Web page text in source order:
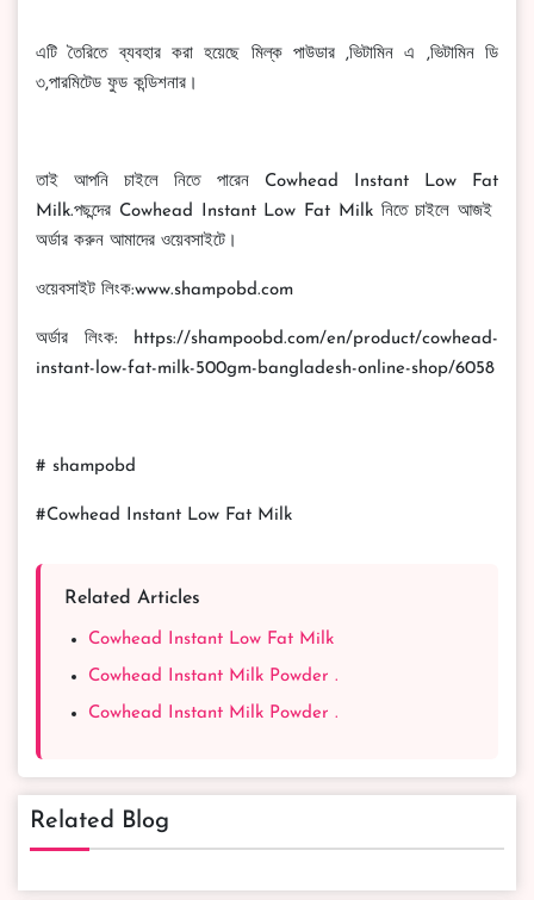
এটি তৈরিতে ব্যবহার করা হয়েছে মিল্ক পাউডার ,ভিটামিন এ ,ভিটামিন ডি
৩,পারমিটেড ফুড কন্ডিশনার।
তাই আপনি চাইলে নিতে পারেন Cowhead Instant Low Fat
Milk.পছন্দের Cowhead Instant Low Fat Milk নিতে চাইলে আজই
অর্ডার করুন আমাদের ওয়েবসাইটে।
ওয়েবসাইট লিংক:www.shampobd.com
অর্ডার লিংক: https://shampoobd.com/en/product/cowhead-
instant-low-fat-milk-500gm-bangladesh-online-shop/6058
# shampobd
#Cowhead Instant Low Fat Milk
Related Articles
Cowhead Instant Low Fat Milk
Cowhead Instant Milk Powder .
Cowhead Instant Milk Powder .
Related Blog